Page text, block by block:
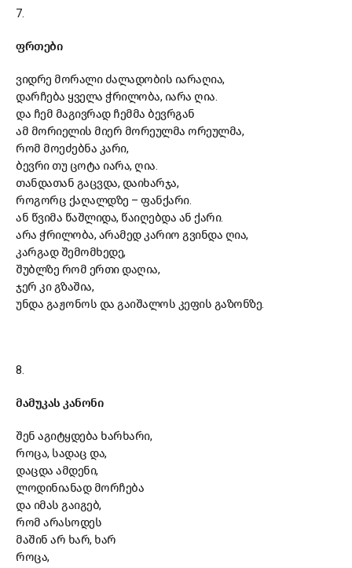
7.
ფრთები
ვიდრე მორალი ძალადობის იარაღია,
დარჩება ყველა ჭრილობა, იარა ღია.
და ჩემ მაგივრად ჩემმა ბევრგან
ამ მორიელის მიერ მორეულმა ორეულმა,
რომ მოეძებნა კარი,
ბევრი თუ ცოტა იარა, ღია.
თანდათან გაცვდა, დაიხარჯა,
როგორც ქაღალდზე – ფანქარი.
ან წვიმა წაშლიდა, წაიღებდა ან ქარი.
არა ჭრილობა, არამედ კარიო გვინდა ღია,
კარგად შემომხედე,
შუბლზე რომ ერთი დაღია,
ჯერ კი გზაშია,
უნდა გაჟონოს და გაიშალოს კეფის გაზონზე.
8.
მამუკას კანონი
შენ აგიტყდება ხარხარი,
როცა, სადაც და,
დაცდა ამდენი,
ლოდინიანად მორჩება
და იმას გაიგებ,
რომ არასოდეს
მაშინ არ ხარ, ხარ
როცა,